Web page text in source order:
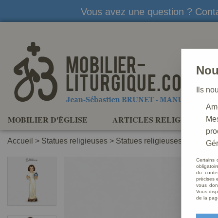
Vous avez une question ?
MOBILIER D'ÉGLISE ARTICLES RELIGIEUX
Accueil > Statues religieuses > Statues religieuses du Christ
Ils
Certains
du
précises
vous
Vous
de la